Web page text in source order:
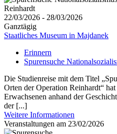
22/03/2026 - 28/03/2026
Ganztägig
Staatliches Museum in Majdanek
Erinnern
Spurensuche
Die Studienreise mit dem Titel
Orten der Operation Reinhardt“
Erwachsenen anhand der
der [...]
Weitere Informationen
Veranstaltungen am 23/02/2026